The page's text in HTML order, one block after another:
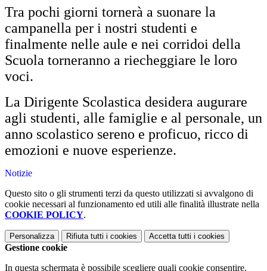
Tra pochi giorni tornerà a suonare la
campanella per i nostri studenti e
finalmente nelle aule e nei corridoi della
Scuola torneranno a riecheggiare le loro
voci.
La Dirigente Scolastica desidera augurare
agli studenti, alle famiglie e al personale, un
anno scolastico sereno e proficuo, ricco di
emozioni e nuove esperienze.
Notizie
Questo sito o gli strumenti terzi da questo utilizzati si avvalgono di
cookie necessari al funzionamento ed utili alle finalità illustrate nella
COOKIE POLICY.
Personalizza Rifiuta tutti i cookies Accetta tutti i cookies
Gestione cookie
In questa schermata è possibile scegliere quali cookie consentire.